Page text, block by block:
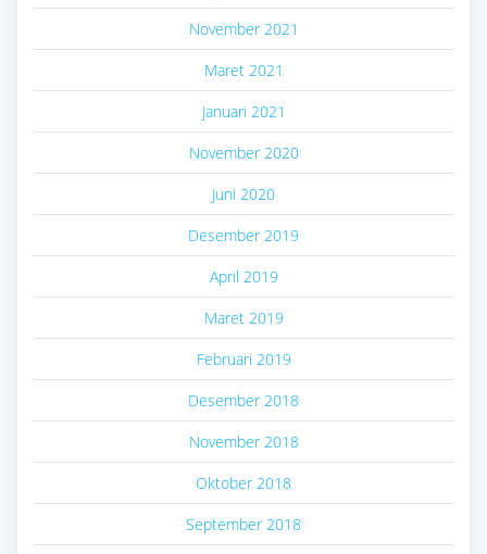
November 2021
Maret 2021
Januari 2021
November 2020
Juni 2020
Desember 2019
April 2019
Maret 2019
Februari 2019
Desember 2018
November 2018
Oktober 2018
September 2018